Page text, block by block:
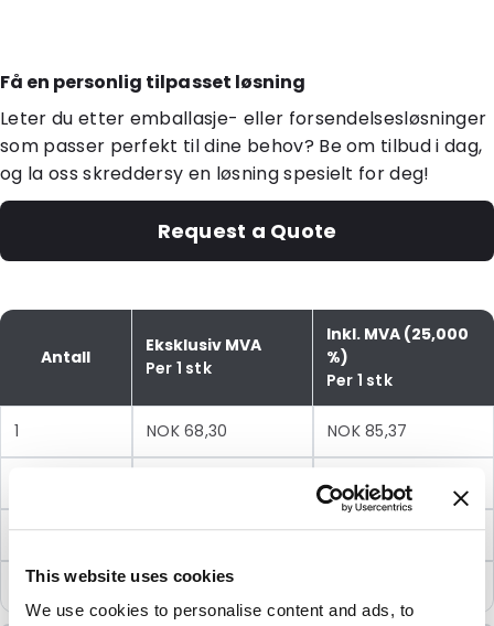
This website uses cookies
We use cookies to personalise content and ads, to
Få en personlig tilpasset løsning
Leter du etter emballasje- eller forsendelsesløsninger
som passer perfekt til dine behov? Be om tilbud i dag,
og la oss skreddersy en løsning spesielt for deg!
Request a Quote
Antall
Eksklusiv MVA
Per 1 stk
Inkl. MVA (25,000
%)
Per 1 stk
1 NOK 68,30 NOK 85,37
NOK 77,94
10 NOK 56,87 NOK 71,09
25 NOK 51,10